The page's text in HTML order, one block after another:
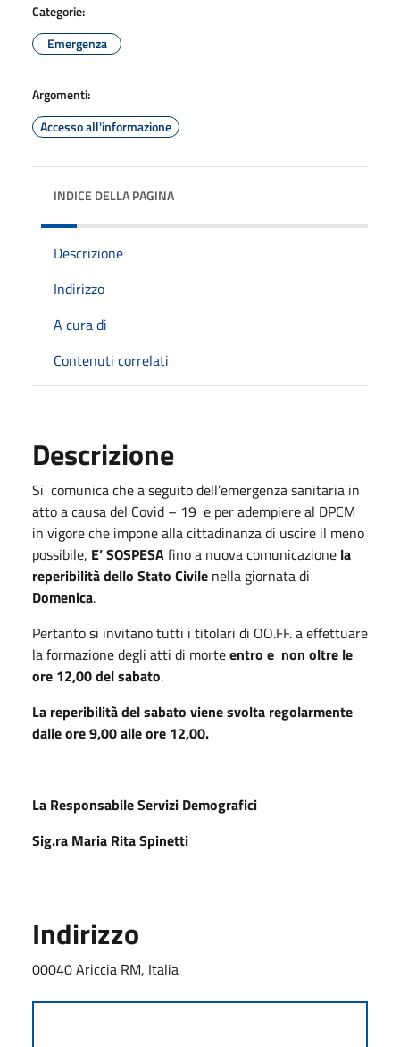
Categorie:
Emergenza
Argomenti:
Accesso all'informazione
INDICE DELLA PAGINA
Descrizione
Indirizzo
A cura di
Contenuti correlati
Descrizione
Si comunica che a seguito dell’emergenza sanitaria in
atto a causa del Covid – 19 e per adempiere al DPCM
in vigore che impone alla cittadinanza di uscire il meno
possibile, E’ SOSPESAfino a nuova comunicazione la
reperibilità dello Stato Civile nella giornata di
Domenica.
Pertanto si invitano tutti i titolari di OO.FF. a effettuare
la formazione degli atti di morteentro e non oltre le
ore 12,00 del sabato.
La reperibilità del sabato viene svolta regolarmente
dalle ore 9,00 alle ore 12,00.
La Responsabile Servizi Demografici
Sig.ra Maria Rita Spinetti
Indirizzo
00040 Ariccia RM, Italia